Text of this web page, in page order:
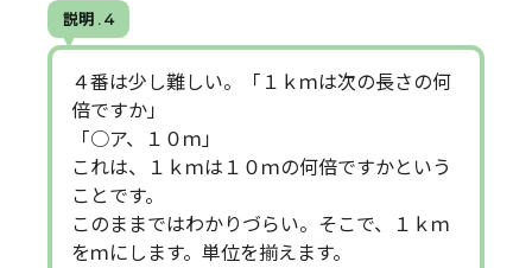
説明 . 4
４番は少し難しい。「１ｋｍは次の長さの何
倍ですか」
「○ア、１０ｍ」
これは、１ｋｍは１０ｍの何倍ですかという
ことです。
このままではわかりづらい。そこで、１ｋｍ
をｍにします。単位を揃えます。